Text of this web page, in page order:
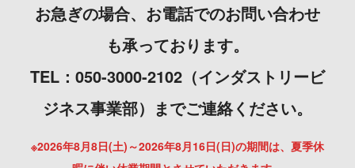
お急ぎの場合、お電話でのお問い合わせ
も承っております。
TEL：050-3000-2102（インダストリービ
ジネス事業部）までご連絡ください。
※2026年8月8日(土)～2026年8月16日(日)の期間は、夏季休